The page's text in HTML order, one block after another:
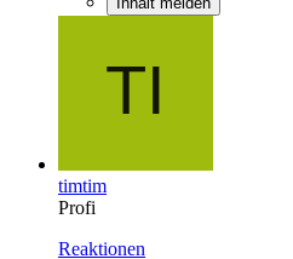
timtim
Profi
Reaktionen